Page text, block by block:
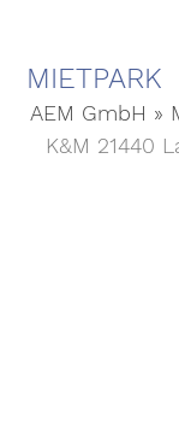
MIETPARK
AEM GmbH »
K&M 21440